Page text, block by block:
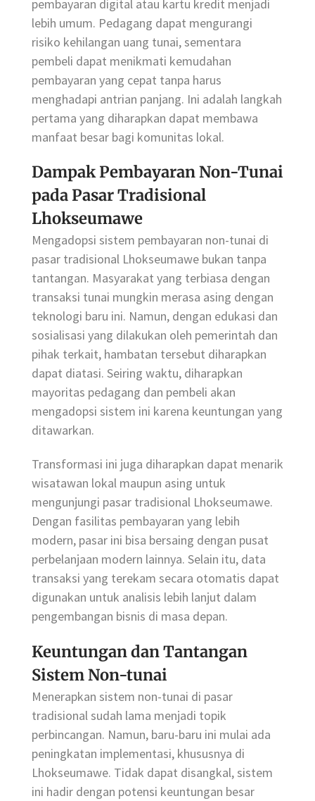
pembayaran digital atau kartu kredit menjadi
lebih umum. Pedagang dapat mengurangi
risiko kehilangan uang tunai, sementara
pembeli dapat menikmati kemudahan
pembayaran yang cepat tanpa harus
menghadapi antrian panjang. Ini adalah langkah
pertama yang diharapkan dapat membawa
manfaat besar bagi komunitas lokal.
Dampak Pembayaran Non-Tunai
pada Pasar Tradisional
Lhokseumawe
Mengadopsi sistem pembayaran non-tunai di
pasar tradisional Lhokseumawe bukan tanpa
tantangan. Masyarakat yang terbiasa dengan
transaksi tunai mungkin merasa asing dengan
teknologi baru ini. Namun, dengan edukasi dan
sosialisasi yang dilakukan oleh pemerintah dan
pihak terkait, hambatan tersebut diharapkan
dapat diatasi. Seiring waktu, diharapkan
mayoritas pedagang dan pembeli akan
mengadopsi sistem ini karena keuntungan yang
ditawarkan.
Transformasi ini juga diharapkan dapat menarik
wisatawan lokal maupun asing untuk
mengunjungi pasar tradisional Lhokseumawe.
Dengan fasilitas pembayaran yang lebih
modern, pasar ini bisa bersaing dengan pusat
perbelanjaan modern lainnya. Selain itu, data
transaksi yang terekam secara otomatis dapat
digunakan untuk analisis lebih lanjut dalam
pengembangan bisnis di masa depan.
Keuntungan dan Tantangan
Sistem Non-tunai
Menerapkan sistem non-tunai di pasar
tradisional sudah lama menjadi topik
perbincangan. Namun, baru-baru ini mulai ada
peningkatan implementasi, khususnya di
Lhokseumawe. Tidak dapat disangkal, sistem
ini hadir dengan potensi keuntungan besar